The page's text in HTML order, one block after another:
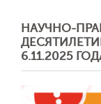
НАУЧНО-
6.11.2025